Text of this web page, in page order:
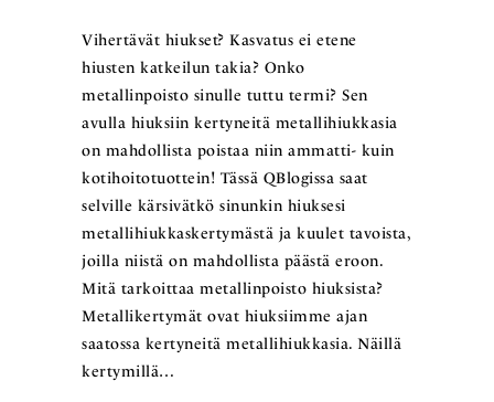
Vihertävät hiukset? Kasvatus ei etene
hiusten katkeilun takia? Onko
metallinpoisto sinulle tuttu termi? Sen
avulla hiuksiin kertyneitä metallihiukkasia
on mahdollista poistaa niin ammatti- kuin
kotihoitotuottein! Tässä QBlogissa saat
selville kärsivätkö sinunkin hiuksesi
metallihiukkaskertymästä ja kuulet tavoista,
joilla niistä on mahdollista päästä eroon.
Mitä tarkoittaa metallinpoisto hiuksista?
Metallikertymät ovat hiuksiimme ajan
saatossa kertyneitä metallihiukkasia. Näillä
kertymillä…